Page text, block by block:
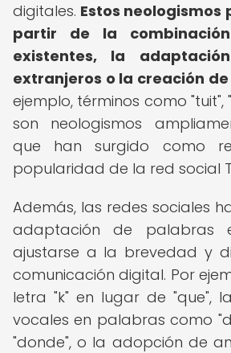
digitales. Estos neologismos
partir de la
existentes, la
extranjeros o la creación
ejemplo, términos como "tuit",
son neologismos
que han surgido como
popularidad de la red social
Además, las redes sociales
adaptación de palabras
ajustarse a la brevedad y
comunicación digital. Por
letra "k" en lugar de "que",
vocales en palabras como
"donde", o la adopción de